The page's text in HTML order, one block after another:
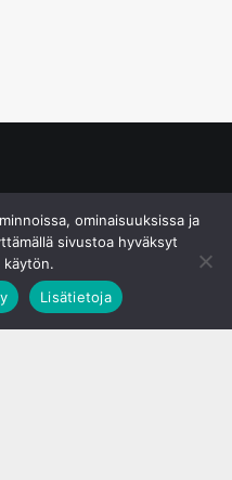
ominaisuuksissa ja
sivustoa hyväksyt
käytön.
Lisätietoja